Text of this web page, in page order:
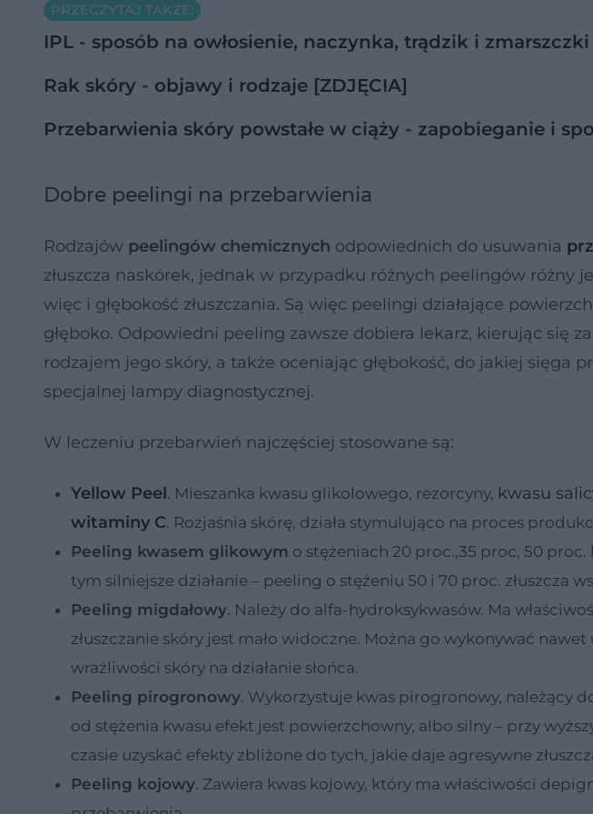
PRZECZYTAJ TAKŻE:
IPL - sposób na owłosienie, naczynka, trądzik i zmarszczki
Rak skóry - objawy i rodzaje [ZDJĘCIA]
Przebarwienia skóry powstałe w ciąży - zapobieganie i
Dobre peelingi na przebarwienia
Rodzajów peelingów chemicznych odpowiednich do usuwania
złuszcza naskórek, jednak w przypadku różnych peelingów różny
więc i głębokość złuszczania. Są więc peelingi działające
głęboko. Odpowiedni peeling zawsze dobiera lekarz, kierując się
rodzajem jego skóry, a także oceniając głębokość, do jakiej sięga
specjalnej lampy diagnostycznej.
W leczeniu przebarwień najczęściej stosowane są:
Yellow Peel. Mieszanka kwasu glikolowego, rezorcyny, kwasu
witaminy C. Rozjaśnia skórę, działa stymulująco na proces
Peeling kwasem glikowym o stężeniach 20 proc.,35 proc, 50
tym silniejsze działanie – peeling o stężeniu 50 i 70 proc. złuszcza
Peeling migdałowy. Należy do alfa-hydroksykwasów. Ma
złuszczanie skóry jest mało widoczne. Można go wykonywać nawet
wrażliwości skóry na działanie słońca.
Peeling pirogronowy. Wykorzystuje kwas pirogronowy, należący
od stężenia kwasu efekt jest powierzchowny, albo silny – przy
czasie uzyskać efekty zbliżone do tych, jakie daje agresywne
Peeling kojowy. Zawiera kwas kojowy, który ma właściwości